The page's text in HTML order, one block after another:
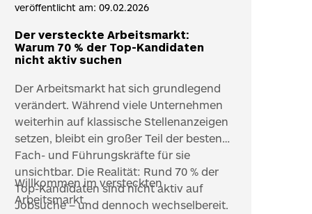
Der versteckte Arbeitsmarkt:
Warum 70 % der Top-Kandidaten
nicht aktiv suchen
veröffentlicht am: 09.02.2026
Der Arbeitsmarkt hat sich grundlegend
verändert. Während viele Unternehmen
weiterhin auf klassische Stellenanzeigen
setzen, bleibt ein großer Teil der besten
Fach- und Führungskräfte für sie
unsichtbar. Die Realität: Rund 70 % der
Top-Kandidaten sind nicht aktiv auf
Jobsuche – und dennoch wechselbereit.
Willkommen im versteckten
Arbeitsmarkt.